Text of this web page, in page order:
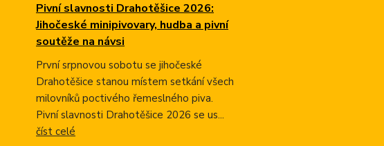
Pivní slavnosti Drahotěšice 2026:
Jihočeské minipivovary, hudba a pivní
soutěže na návsi
První srpnovou sobotu se jihočeské
Drahotěšice stanou místem setkání všech
milovníků poctivého řemeslného piva.
Pivní slavnosti Drahotěšice 2026 se us...
číst celé